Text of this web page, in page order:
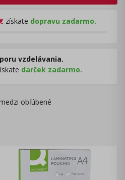
€ získate dopravu zadarmo.
vzdelávania.
darček zadarmo.
obľúbené